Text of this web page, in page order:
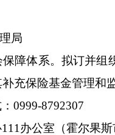
局
障体系。拟订并
充保险基金管理和
0999-8792307
111 办公室（霍尔果